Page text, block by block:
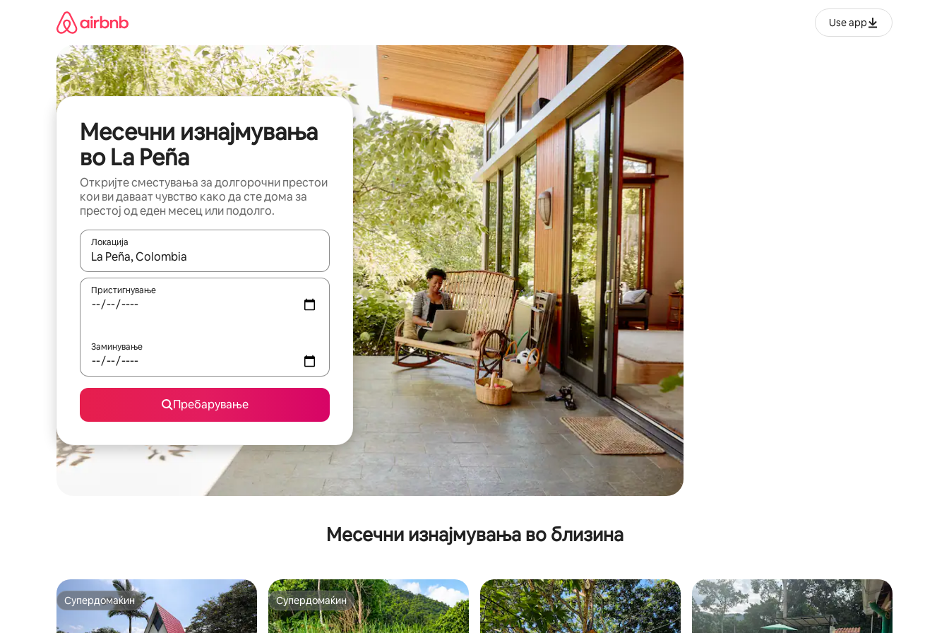
Use app
Месечни изнајмувања
во La Peña
Откријте сместувања за долгорочни престои
кои ви даваат чувство како да сте дома за
престој од еден месец или подолго.
Локација
Кога резултатите се достапни, движете се со копчињата со стрелки нагоре и надолу или истражувајте со допирање или со лизгање.
Пристигнување
Заминување
Пребарување
Месечни изнајмувања во близина
Супердомаќин
Супердомаќин Супердомаќин
Супердомаќин